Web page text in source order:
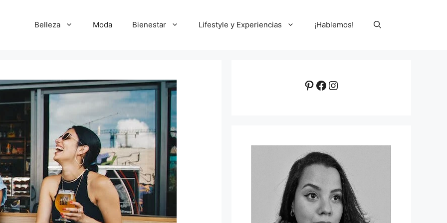
Belleza Moda Bienestar Lifestyle y Experiencias ¡Hablemos!
Pinterest
Facebook
Instagram